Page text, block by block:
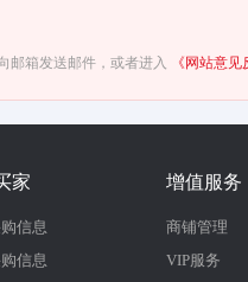
邮箱发送邮件，或者进入 《网站意见
家
信息
信息
增值服务
商铺管理
VIP服务